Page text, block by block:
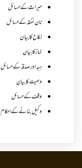
میراث کے مسائل
نان نفقہ کے مسائل
نکاح کا بیان
نماز کا بیان
ہبہ اور صدقہ کے مسائل
وصیت کا بیان
وقف کے مسائل
وکیل بنانے کے احکام